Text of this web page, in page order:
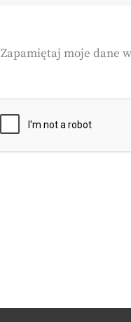
Zapamiętaj moje dane